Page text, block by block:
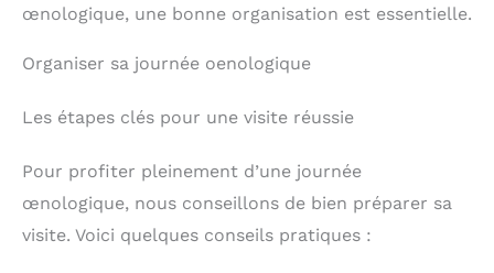
œnologique, une bonne organisation est essentielle.
Organiser sa journée oenologique
Les étapes clés pour une visite réussie
Pour profiter pleinement d’une journée
œnologique, nous conseillons de bien préparer sa
visite. Voici quelques conseils pratiques :